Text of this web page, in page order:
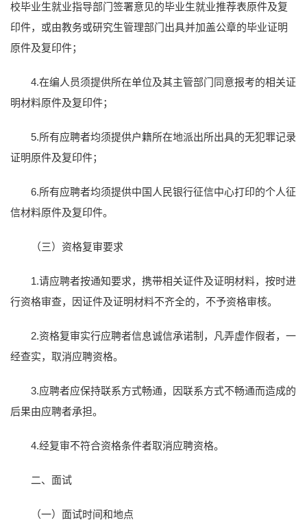
校毕业生就业指导部门签署意见的毕业生就业推荐表原件及复
印件，或由教务或研究生管理部门出具并加盖公章的毕业证明
原件及复印件；
4.在编人员须提供所在单位及其主管部门同意报考的相关证
明材料原件及复印件；
5.所有应聘者均须提供户籍所在地派出所出具的无犯罪记录
证明原件及复印件；
6.所有应聘者均须提供中国人民银行征信中心打印的个人征
信材料原件及复印件。
（三）资格复审要求
1.请应聘者按通知要求，携带相关证件及证明材料，按时进
行资格审查，因证件及证明材料不齐全的，不予资格审核。
2.资格复审实行应聘者信息诚信承诺制，凡弄虚作假者，一
经查实，取消应聘资格。
3.应聘者应保持联系方式畅通，因联系方式不畅通而造成的
后果由应聘者承担。
4.经复审不符合资格条件者取消应聘资格。
二、面试
（一）面试时间和地点